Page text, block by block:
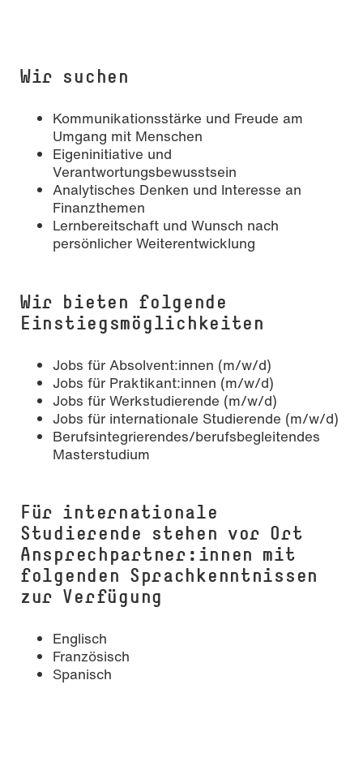
Wir suchen
Kommunikationsstärke und Freude am
Umgang mit Menschen
Eigeninitiative und
Verantwortungsbewusstsein
Analytisches Denken und Interesse an
Finanzthemen
Lernbereitschaft und Wunsch nach
persönlicher Weiterentwicklung
Wir bieten folgende
Einstiegsmöglichkeiten
Jobs für Absolvent:innen (m/w/d)
Jobs für Praktikant:innen (m/w/d)
Jobs für Werkstudierende (m/w/d)
Jobs für internationale Studierende (m/w/d)
Berufsintegrierendes/berufsbegleitendes
Masterstudium
Für internationale
Studierende stehen vor Ort
Ansprechpartner:innen mit
folgenden Sprachkenntnissen
zur Verfügung
Englisch
Französisch
Spanisch